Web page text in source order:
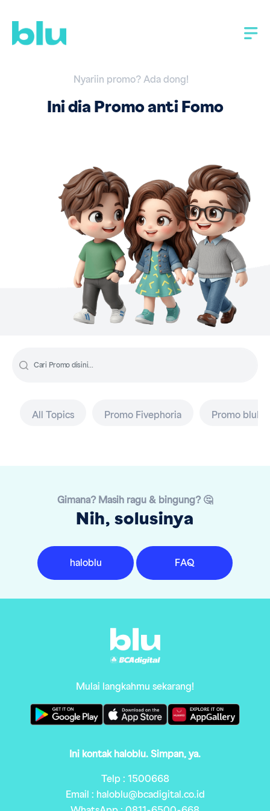
Nyariin promo? Ada dong!
Ini dia Promo anti Fomo
All Topics Promo Fivephoria Promo
Gimana? Masih ragu & bingung? 🤔
Nih, solusinya
haloblu FAQ
Mulai langkahmu sekarang!
Ini kontak haloblu. Simpan, ya.
Telp : 1500668
Email : haloblu@bcadigital.co.id